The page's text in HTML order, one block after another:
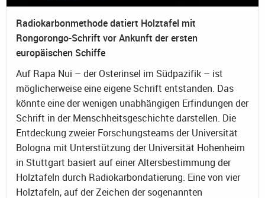
Radiokarbonmethode datiert Holztafel mit
Rongorongo-Schrift vor Ankunft der ersten
europäischen Schiffe
Auf Rapa Nui – der Osterinsel im Südpazifik – ist
möglicherweise eine eigene Schrift entstanden. Das
könnte eine der wenigen unabhängigen Erfindungen der
Schrift in der Menschheitsgeschichte darstellen. Die
Entdeckung zweier Forschungsteams der Universität
Bologna mit Unterstützung der Universität Hohenheim
in Stuttgart basiert auf einer Altersbestimmung der
Holztafeln durch Radiokarbondatierung. Eine von vier
Holztafeln, auf der Zeichen der sogenannten